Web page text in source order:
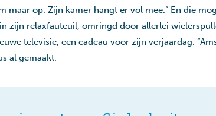
maar op. Zijn kamer hangt er vol mee.” En die
zijn relaxfauteuil, omringd door allerlei
televisie, een cadeau voor zijn verjaardag.
al gemaakt.